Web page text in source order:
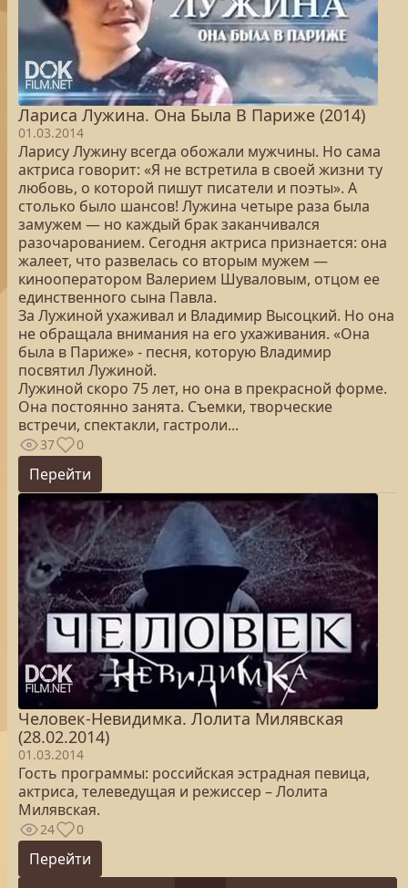
Лариса Лужина. Она Была В Париже (2014)
01.03.2014
Ларису Лужину всегда обожали мужчины. Но сама
актриса говорит: «Я не встретила в своей жизни ту
любовь, о которой пишут писатели и поэты». А
столько было шансов! Лужина четыре раза была
замужем — но каждый брак заканчивался
разочарованием. Сегодня актриса признается: она
жалеет, что развелась со вторым мужем —
кинооператором Валерием Шуваловым, отцом ее
единственного сына Павла.
За Лужиной ухаживал и Владимир Высоцкий. Но она
не обращала внимания на его ухаживания. «Она
была в Париже» - песня, которую Владимир
посвятил Лужиной.
Лужиной скоро 75 лет, но она в прекрасной форме.
Она постоянно занята. Съемки, творческие
встречи, спектакли, гастроли...
37 0
Перейти
Человек-Невидимка. Лолита Милявская
(28.02.2014)
01.03.2014
Гость программы: российская эстрадная певица,
актриса, телеведущая и режиссер – Лолита
Милявская.
24 0
Перейти